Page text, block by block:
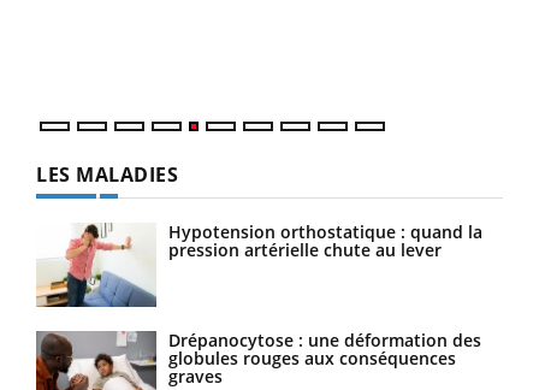
LES MALADIES
Hypotension orthostatique : quand la
pression artérielle chute au lever
Drépanocytose : une déformation des
globules rouges aux conséquences
graves